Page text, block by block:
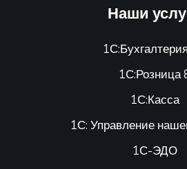
Наши
1С:Розница
1С:Касса
1С: Управление
1С-ЭДО